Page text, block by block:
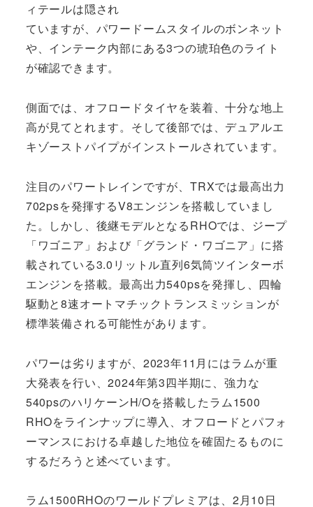
ィテールは隠され
ていますが、パワードームスタイルのボンネット
や、インテーク内部にある3つの琥珀色のライト
が確認できます。
側面では、オフロードタイヤを装着、十分な地上
高が見てとれます。そして後部では、デュアルエ
キゾーストパイプがインストールされています。
注目のパワートレインですが、TRXでは最高出力
702psを発揮するV8エンジンを搭載していまし
た。しかし、後継モデルとなるRHOでは、ジープ
「ワゴニア」および「グランド・ワゴニア」に搭
載されている3.0リットル直列6気筒ツインターボ
エンジンを搭載。最高出力540psを発揮し、四輪
駆動と8速オートマチックトランスミッションが
標準装備される可能性があります。
パワーは劣りますが、2023年11月にはラムが重
大発表を行い、2024年第3四半期に、強力な
540psのハリケーンH/Oを搭載したラム1500
RHOをラインナップに導入、オフロードとパフォ
ーマンスにおける卓越した地位を確固たるものに
するだろうと述べています。
ラム1500RHOのワールドプレミアは、2月10日